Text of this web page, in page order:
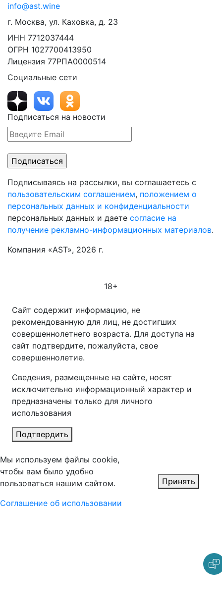
info@ast.wine
г. Москва, ул. Каховка, д. 23
ИНН 7712037444
ОГРН 1027700413950
Лицензия 77РПА0000514
Социальные сети
Подписаться на новости
Подписываясь на рассылки, вы соглашаетесь с
пользовательским соглашением, положением о
персональных данных и конфиденциальности
персональных данных и даете согласие на
получение рекламно-информационных материалов.
Компания «AST», 2026 г.
18+
Сайт содержит информацию, не
рекомендованную для лиц, не достигших
совершеннолетнего возраста. Для доступа на
сайт подтвердите, пожалуйста, свое
совершеннолетие.
Сведения, размещенные на сайте, носят
исключительно информационный характер и
предназначены только для личного
использования
Подтвердить
Мы используем файлы cookie,
чтобы вам было удобно
пользоваться нашим сайтом.
Соглашение об использовании
Принять